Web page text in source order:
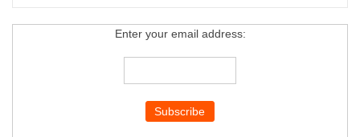
Enter your email address: